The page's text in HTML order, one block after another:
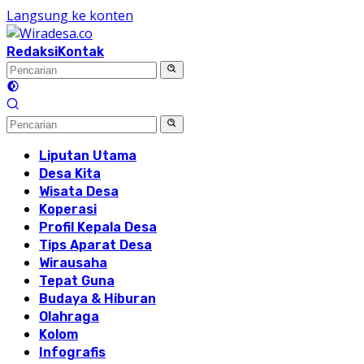
Langsung ke konten
RedaksiKontak
Liputan Utama
Desa Kita
Wisata Desa
Koperasi
Profil Kepala Desa
Tips Aparat Desa
Wirausaha
Tepat Guna
Budaya & Hiburan
Olahraga
Kolom
Infografis